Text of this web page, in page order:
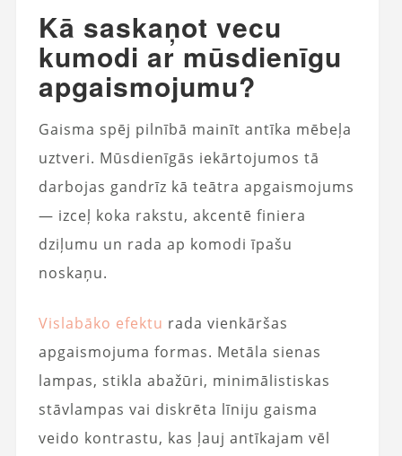
Kā saskaņot vecu
kumodi ar mūsdienīgu
apgaismojumu?
Gaisma spēj pilnībā mainīt antīka mēbeļa
uztveri. Mūsdienīgās iekārtojumos tā
darbojas gandrīz kā teātra apgaismojums
— izceļ koka rakstu, akcentē finiera
dziļumu un rada ap komodi īpašu
noskaņu.
Vislabāko efektu rada vienkāršas
apgaismojuma formas. Metāla sienas
lampas, stikla abažūri, minimālistiskas
stāvlampas vai diskrēta līniju gaisma
veido kontrastu, kas ļauj antīkajam vēl